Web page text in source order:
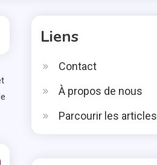
Liens
Contact
À propos de nous
Parcourir les articles